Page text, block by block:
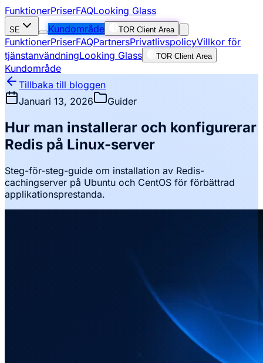
FunktionerPriserFAQLooking Glass
SE Kundområde TOR Client Area
FunktionerPriserFAQPartnersPrivatlivspolicyVillkor för
tjänstanvändningLooking Glass TOR Client Area
Kundområde
Tillbaka till bloggen
Januari 13, 2026
Guider
Hur man installerar och konfigurerar
Redis på Linux-server
Steg-för-steg-guide om installation av Redis-
cachingserver på Ubuntu och CentOS för förbättrad
applikationsprestanda.